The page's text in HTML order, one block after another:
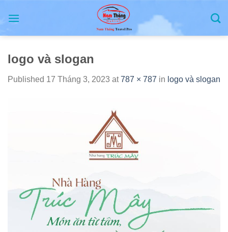
logo và slogan
Published 17 Tháng 3, 2023 at787 × 787 in logo và slogan